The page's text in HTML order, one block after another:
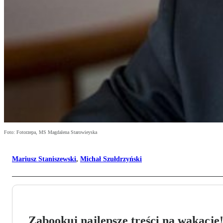
Foto: Fotorzepa, MS Magdalena Starowieyska
Mariusz Staniszewski, Michał Szułdrzyński